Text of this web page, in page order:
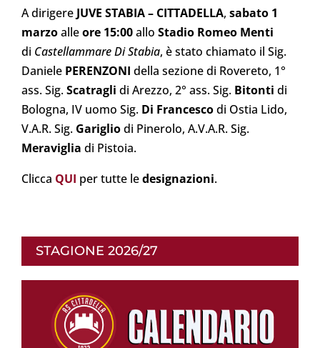
A dirigere JUVE STABIA – CITTADELLA, sabato 1
marzoalleore 15:00allo Stadio Romeo Menti
di Castellammare Di Stabia, è stato chiamato il Sig.
Daniele PERENZONI della sezione di Rovereto, 1°
ass. Sig.Scatragli di Arezzo, 2° ass. Sig. Bitonti di
Bologna, IV uomo Sig. Di Francescodi Ostia Lido,
V.A.R. Sig. Garigliodi Pinerolo, A.V.A.R. Sig.
Meraviglia di Pistoia.
Clicca QUI per tutte ledesignazioni.
STAGIONE 2026/27